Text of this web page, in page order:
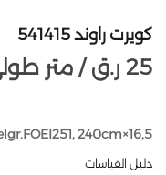
كويرت راوند 541415
متر طولي / 25 ر.ق
16,5×16,5mm Eiche dunkelgr.FOEI251, 240cm –
دليل القياسات